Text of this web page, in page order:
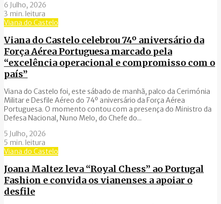
6 Julho, 2026
3 min. leitura
Viana do Castelo
Viana do Castelo celebrou 74º aniversário da
Força Aérea Portuguesa marcado pela
“excelência operacional e compromisso com o
país”
Viana do Castelo foi, este sábado de manhã, palco da Cerimónia
Militar e Desfile Aéreo do 74º aniversário da Força Aérea
Portuguesa. O momento contou com a presença do Ministro da
Defesa Nacional, Nuno Melo, do Chefe do...
5 Julho, 2026
5 min. leitura
Viana do Castelo
Joana Maltez leva “Royal Chess” ao Portugal
Fashion e convida os vianenses a apoiar o
desfile